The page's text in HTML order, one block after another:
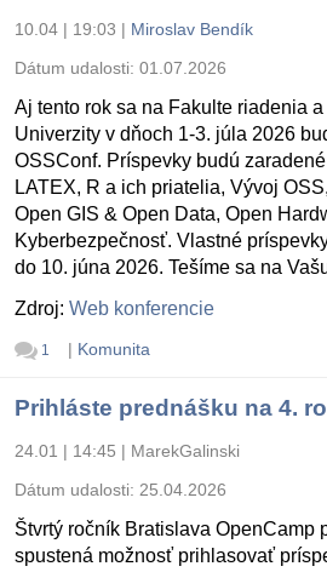
10.04 | 19:03 | Miroslav Bendík
Dátum udalosti: 01.07.2026
Aj tento rok sa na Fakulte riadenia
Univerzity v dňoch 1-3. júla 2026
OSSConf. Príspevky budú
LATEX, R a ich priatelia, Vývoj
Open GIS & Open Data, Open
Kyberbezpečnosť. Vlastné
do 10. júna 2026. Tešíme sa na
Zdroj: Web konferencie
1 | Komunita
Prihláste prednášku na 4.
24.01 | 14:45 | MarekGalinski
Dátum udalosti: 25.04.2026
Štvrtý ročník Bratislava OpenCamp
spustená možnosť prihlasovať